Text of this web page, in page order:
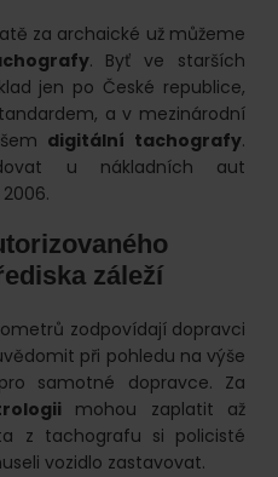
za archaické už můžeme
. Byť ve starších
jen po České republice,
a v mezinárodní
digitální tachografy.
u nákladních aut
záleží
zodpovídají dopravci
při pohledu na výše
samotné dopravce. Za
mohou zaplatit až
z tachografu si policisté
vozidlo zastavovat.